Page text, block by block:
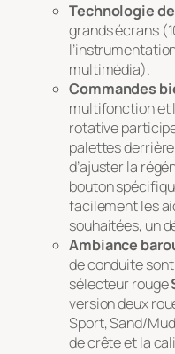
Technologie
grands écrans
multimédia).
Commandes
multifonction et
rotative
palettes
d’ajuster la
bouton
facilement les
souhaitées, un
Ambiance
de conduite
sélecteur rouge
version deux
Sport, Sand/
de crête et la